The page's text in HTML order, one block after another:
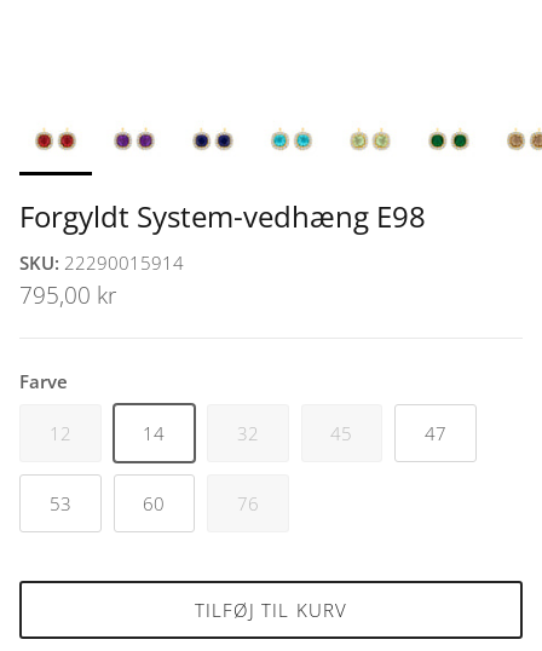
Forgyldt System-vedhæng E98
SKU: 22290015914
795,00 kr
Farve
12 14 32 45 47
53 60 76
TILFØJ TIL KURV